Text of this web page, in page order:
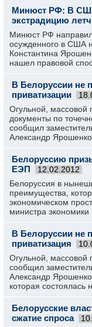
Минюст РФ: В
экстрадицию
Минюст РФ
осужденного в США
Константина
нашел правовой
В Белоруссии не
приватизации
Огульной, массовой
документы по
сообщил
Александр
Белоруссию
ЕЭП
12.02.2012
Белоруссия в
преимущества,
экономическом
министра
В Белоруссии не
приватизация
Огульной, массовой
сообщил
Александр
которая состоялась
Белорусские
сжатие спроса